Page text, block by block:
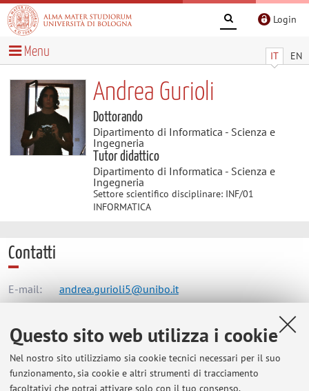
Questo sito web utilizza i cookie
Nel nostro sito utilizziamo sia cookie tecnici necessari per il suo
funzionamento, sia cookie e altri strumenti di tracciamento
facoltativi che potrai attivare solo con il tuo consenso.
Login
IT EN
Menu
Andrea Gurioli
Dottorando
Dipartimento di Informatica - Scienza e
Ingegneria
Tutor didattico
Dipartimento di Informatica - Scienza e
Ingegneria
Settore scientifico disciplinare: INF/01
INFORMATICA
Contatti
E-mail: andrea.gurioli5@unibo.it
Dipartimento di Informatica - Scienza e Ingegneria
Mura Anteo Zamboni 7, Bologna -Vai alla mappa